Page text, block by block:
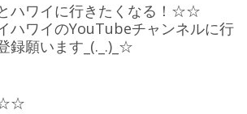
ハワイに行きたくなる！☆☆
ハワイのYouTubeチャンネルに行
録願います_(._.)_☆